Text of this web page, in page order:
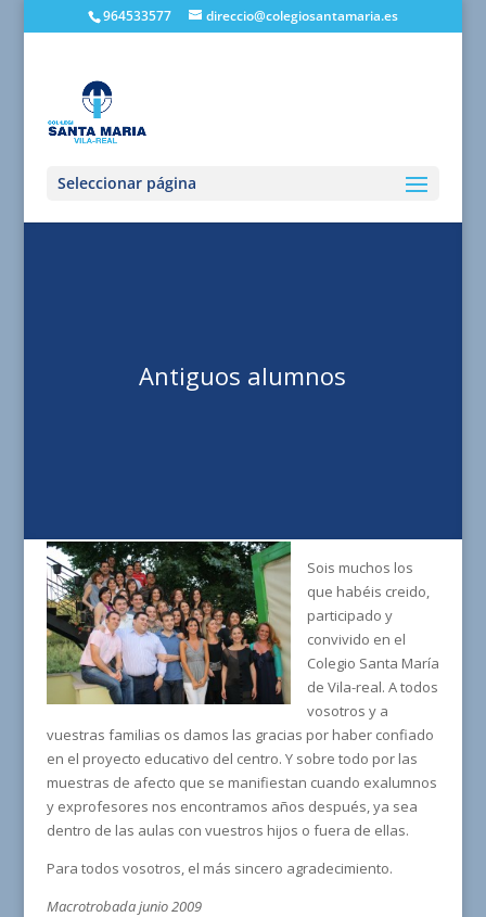
964533577 direccio@colegiosantamaria.es
Seleccionar página
Antiguos alumnos
Sois muchos los
que habéis creido,
participado y
convivido en el
Colegio Santa María
de Vila-real. A todos
vosotros y a
vuestras familias os damos las gracias por haber confiado
en el proyecto educativo del centro. Y sobre todo por las
muestras de afecto que se manifiestan cuando exalumnos
y exprofesores nos encontramos años después, ya sea
dentro de las aulas con vuestros hijos o fuera de ellas.
Para todos vosotros, el más sincero agradecimiento.
Macrotrobada junio 2009